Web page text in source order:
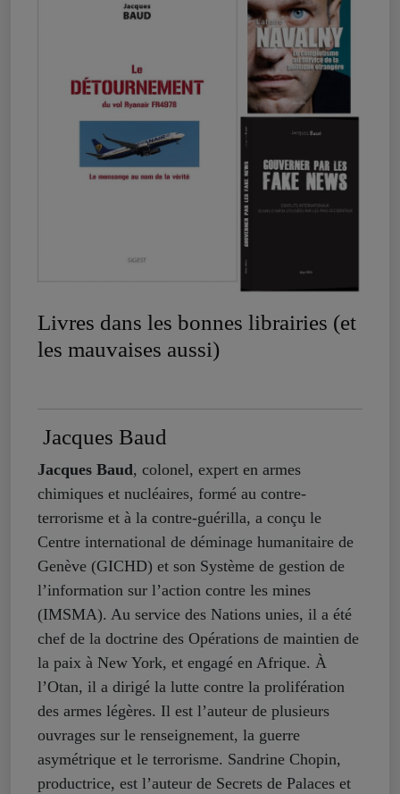
Livres dans les bonnes librairies (et
les mauvaises aussi)
Jacques Baud
Jacques Baud, colonel, expert en armes
chimiques et nucléaires, formé au contre-
terrorisme et à la contre-guérilla, a conçu le
Centre international de déminage humanitaire de
Genève (GICHD) et son Système de gestion de
l’information sur l’action contre les mines
(IMSMA). Au service des Nations unies, il a été
chef de la doctrine des Opérations de maintien de
la paix à New York, et engagé en Afrique. À
l’Otan, il a dirigé la lutte contre la prolifération
des armes légères. Il est l’auteur de plusieurs
ouvrages sur le renseignement, la guerre
asymétrique et le terrorisme. Sandrine Chopin,
productrice, est l’auteur de Secrets de Palaces et